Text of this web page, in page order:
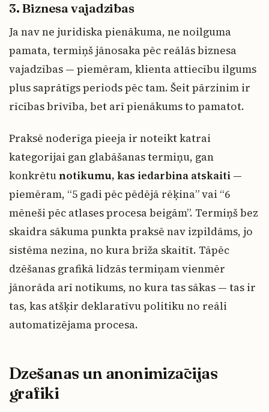
3. Biznesa vajadzības
Ja nav ne juridiska pienākuma, ne noilguma
pamata, termiņš jānosaka pēc reālās biznesa
vajadzības — piemēram, klienta attiecību ilgums
plus saprātīgs periods pēc tam. Šeit pārzinim ir
rīcības brīvība, bet arī pienākums to pamatot.
Praksē noderīga pieeja ir noteikt katrai
kategorijai gan glabāšanas termiņu, gan
konkrētunotikumu, kas iedarbina atskaiti —
piemēram, “5 gadi pēc pēdējā rēķina” vai “6
mēneši pēc atlases procesa beigām”. Termiņš bez
skaidra sākuma punkta praksē nav izpildāms, jo
sistēma nezina, no kura brīža skaitīt. Tāpēc
dzēšanas grafikā līdzās termiņam vienmēr
jānorāda arī notikums, no kura tas sākas — tas ir
tas, kas atšķir deklaratīvu politiku no reāli
automatizējama procesa.
Dzēšanas un anonimizācijas
grafiki